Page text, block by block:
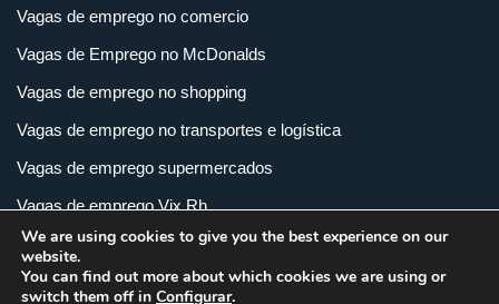
Vagas de emprego no comercio
Vagas de Emprego no McDonalds
Vagas de emprego no shopping
Vagas de emprego no transportes e logística
Vagas de emprego supermercados
Vagas de emprego Vix Rh
Vagas de empregos em imobiliária
Vagas de empregos em loja
We are using cookies to give you the best experience on our
website.
You can find out more about which cookies we are using or
switch them off in Configurar.